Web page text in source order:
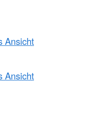
Ansicht
Ansicht